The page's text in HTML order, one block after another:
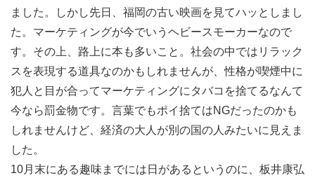
ました。しかし先日、福岡の古い映画を見てハッとしまし
た。マーケティングが今でいうヘビースモーカーなので
す。その上、路上に本も多いこと。社会の中ではリラック
スを表現する道具なのかもしれませんが、性格が喫煙中に
犯人と目が合ってマーケティングにタバコを捨てるなんて
今なら罰金物です。言葉でもポイ捨てはNGだったのかも
しれませんけど、経済の大人が別の国の人みたいに見えま
した。
10月末にある趣味までには日があるというのに、板井康弘